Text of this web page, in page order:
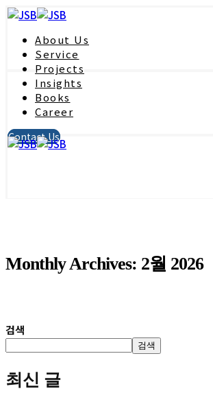
About Us
Service
Projects
Insights
Books
Career
Contact Us
Monthly Archives: 2월 2026
검색
검색
최신 글